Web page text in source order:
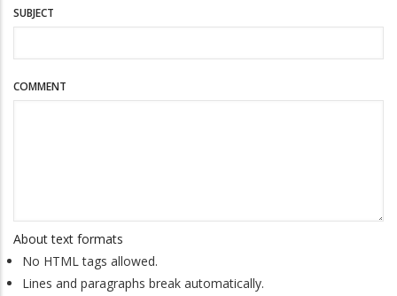
SUBJECT
COMMENT
About text formats
No HTML tags allowed.
Lines and paragraphs break automatically.